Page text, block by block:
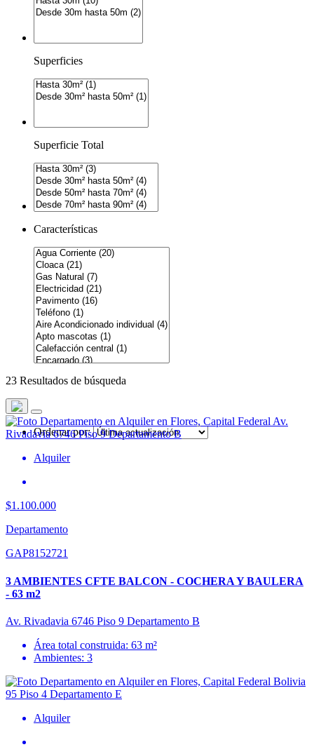
Superficies
Superficie Total
Características
23 Resultados de búsqueda
Ordenar por:
Alquiler
$1.100.000
Departamento
GAP8152721
3 AMBIENTES CFTE BALCON - COCHERA Y BAULERA
- 63 m2
Av. Rivadavia 6746 Piso 9 Departamento B
Área total construida: 63 m²
Ambientes: 3
Alquiler